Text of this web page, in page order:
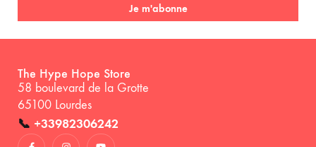
Je m'abonne
The Hype Hope Store
58 boulevard de la Grotte
65100 Lourdes
📞 +33982306242